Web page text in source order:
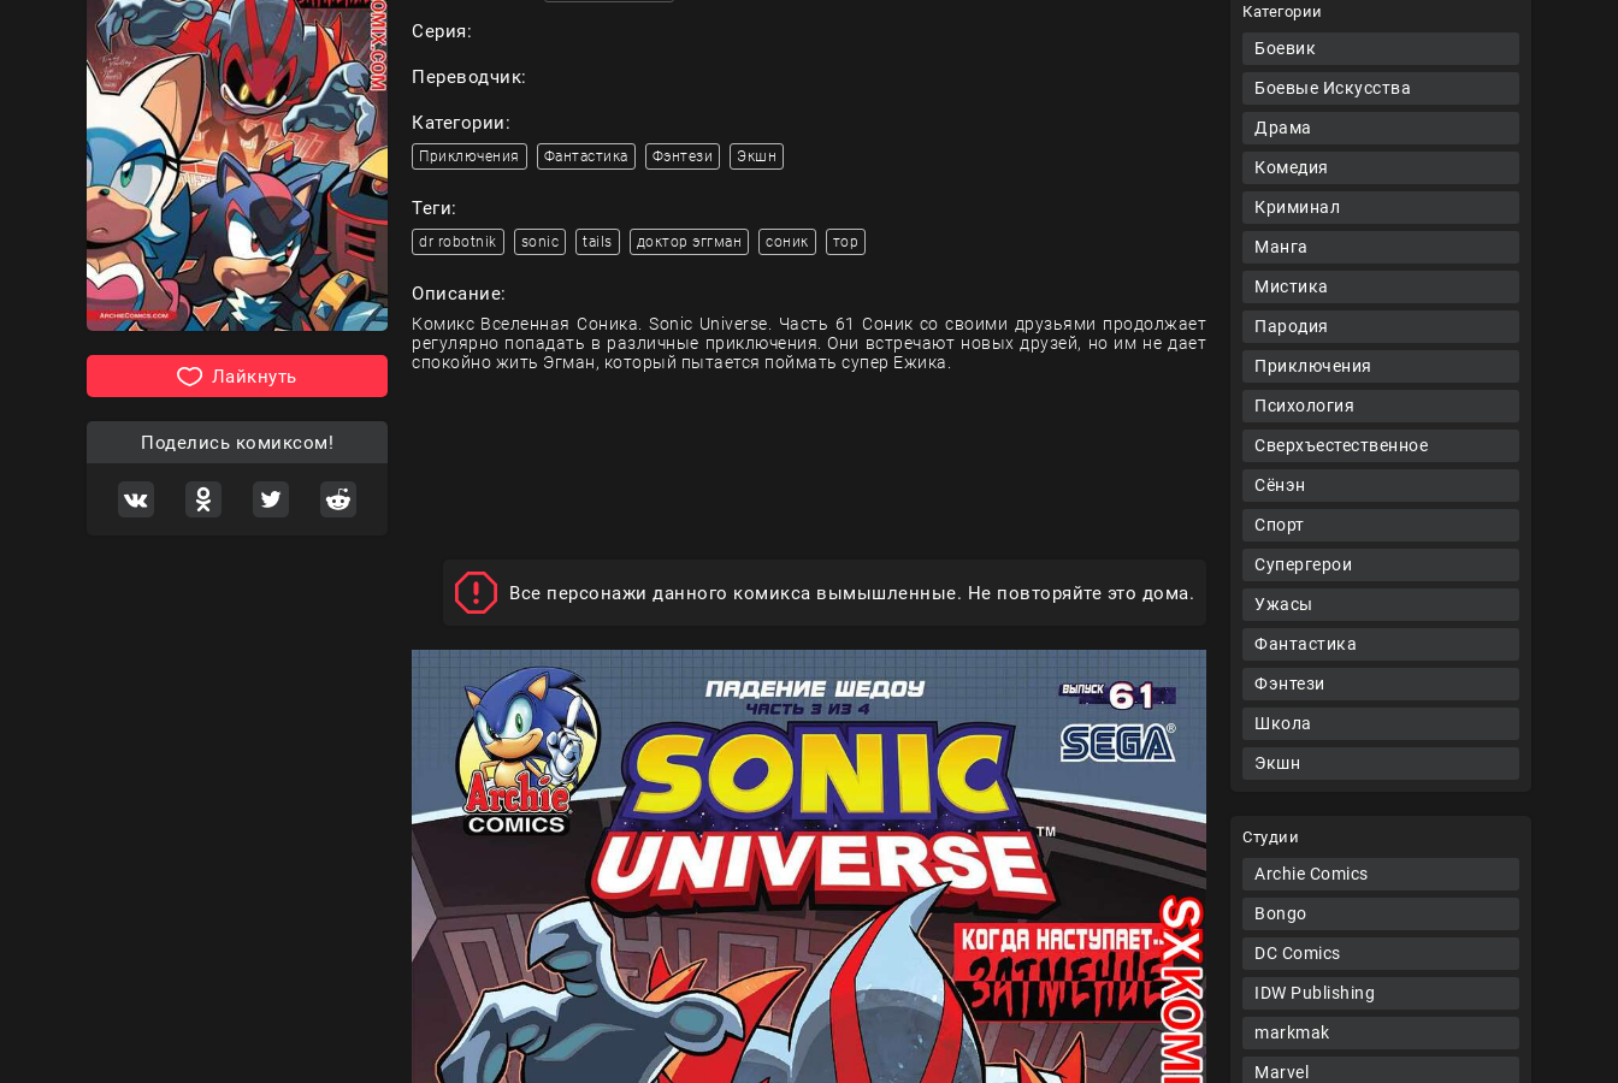
Категории
Боевик
Боевые Искусства
Драма
Комедия
Криминал
Манга
Мистика
Пародия
Приключения
Психология
Сверхъестественное
Сёнэн
Спорт
Супергерои
Ужасы
Фантастика
Фэнтези
Школа
Экшн
Студии
Archie Comics
Bongo
DC Comics
IDW Publishing
markmak
Marvel
Лайкнуть
Поделись комиксом!
Серия:
Переводчик:
Категории:
Приключения Фантастика Фэнтези Экшн
Теги:
dr robotnik sonic tails доктор эггман соник тор
Описание:
Комикс Вселенная Соника. Sonic Universe. Часть 61 Соник со своими друзьями продолжает
регулярно попадать в различные приключения. Они встречают новых друзей, но им не дает
спокойно жить Эгман, который пытается поймать супер Ежика.
Все персонажи данного комикса вымышленные. Не повторяйте это дома.